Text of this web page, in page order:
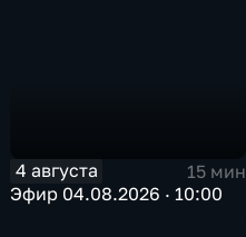
4 августа
15 мин
Эфир 04.08.2026 · 10:00